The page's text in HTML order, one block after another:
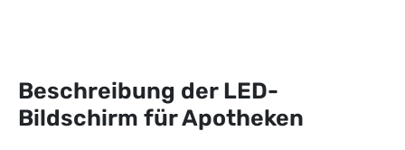
Beschreibung der LED-
Bildschirm für Apotheken